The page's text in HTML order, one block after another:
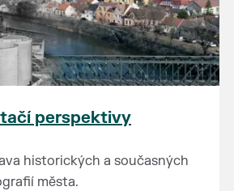
perspektivy
historických a současných
města.